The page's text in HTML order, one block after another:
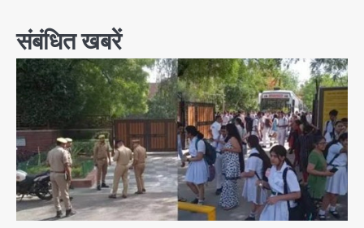
संबंधित खबरें